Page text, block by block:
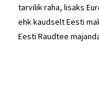
tarvilik raha, lisaks
ehk kaudselt Eesti
Eesti Raudtee